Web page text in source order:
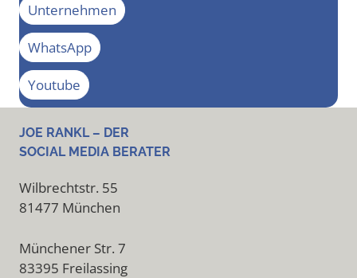
Unternehmen
WhatsApp
Youtube
JOE RANKL – DER
SOCIAL MEDIA BERATER
Wilbrechtstr. 55
81477 München
Münchener Str. 7
83395 Freilassing